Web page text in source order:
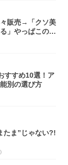
販売→「クソ美
」やっぱこのク
すすめ10選！ア
別の選び方
たま”じゃない?!